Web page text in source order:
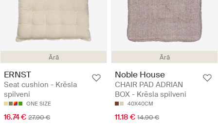
Ārā
ERNST
Seat cushion - Krēsla
spilveni
ONE SIZE
16.74 € 27.90 €
Ārā
Noble House
CHAIR PAD ADRIAN
BOX - Krēsla spilveni
40X40CM
11.18 € 14.90 €